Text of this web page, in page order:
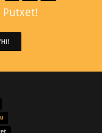
Putxet!